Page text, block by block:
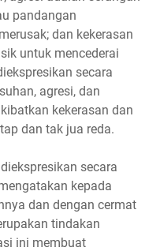
pandangan
dan kekerasan
untuk mencederai
secara
agresi, dan
kekerasan dan
dan tak jua reda.
secara
kepada
dan dengan cermat
tindakan
ini membuat